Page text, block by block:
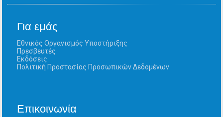
Για εμάς
Εθνικός Οργανισμός Υποστήριξης
Πρεσβευτές
Εκδόσεις
Πολιτική Προστασίας Προσωπικών Δεδομένων
Επικοινωνία